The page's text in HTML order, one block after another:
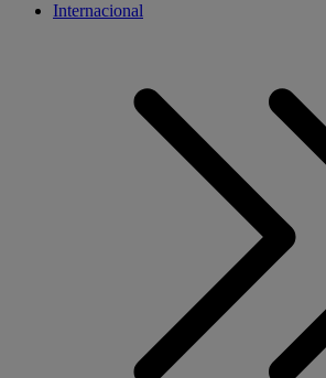
Internacional